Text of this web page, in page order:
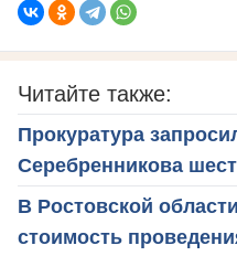
Читайте также:
Прокуратура
Серебренникова
В Ростовской
стоимость